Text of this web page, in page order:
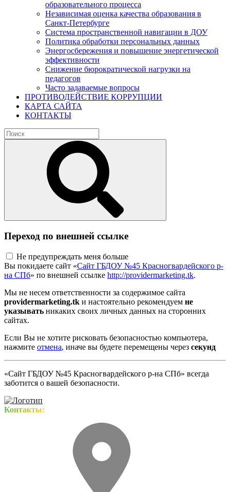
образовательного процесса
Независимая оценка качества образования в
Санкт-Петербурге
Система пространственной навигации в ДОУ
Политика обработки персональных данных
Энергосбережения и повышение энергетической
эффективности
Снижение бюрократической нагрузки на
педагогов
Часто задаваемые вопросы
ПРОТИВОДЕЙСТВИЕ КОРРУПЦИИ
КАРТА САЙТА
КОНТАКТЫ
Переход по внешней ссылке
Не предупреждать меня больше
Вы покидаете сайт «Сайт ГБДОУ №45 Красногвардейского р-
на СПб» по внешней ссылке http://providermarketing.tk.
Мы не несем ответственности за содержимое сайта
providermarketing.tk и настоятельно рекомендуем не
указывать никаких своих личных данных на сторонних
сайтах.
Если Вы не хотите рисковать безопасностью компьютера,
нажмите отмена, иначе вы будете перемещены через секунд
«Сайт ГБДОУ №45 Красногвардейского р-на СПб» всегда
заботится о вашей безопасности.
Контакты: